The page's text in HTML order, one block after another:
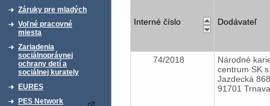
Záruky pre mladých
Voľné pracovné
miesta
Zariadenia
sociálnoprávnej
ochrany detí a
sociálnej kurately
EURES
PES Network
Interné číslo Dodávateľ
74/2018
Národné
centrum SK
Jazdecká
91701 Trnava